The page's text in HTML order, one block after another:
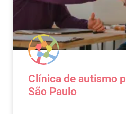
Clínica de autismo
São Paulo